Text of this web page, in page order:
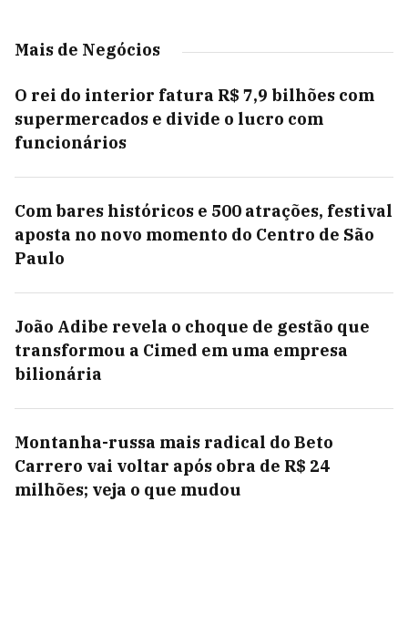
Mais de Negócios
O rei do interior fatura R$ 7,9 bilhões com
supermercados e divide o lucro com
funcionários
Com bares históricos e 500 atrações, festival
aposta no novo momento do Centro de São
Paulo
João Adibe revela o choque de gestão que
transformou a Cimed em uma empresa
bilionária
Montanha-russa mais radical do Beto
Carrero vai voltar após obra de R$ 24
milhões; veja o que mudou